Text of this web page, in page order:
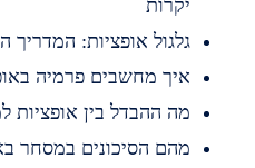
אופציות: המדריך המלא
מחשבים פרמיה באופציות?
ההבדל בין אופציות למניות?
הסיכונים במסחר באופציות?